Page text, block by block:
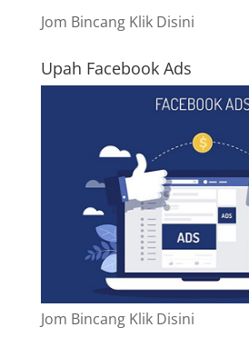
Jom Bincang Klik Disini
Upah Facebook Ads
Jom Bincang Klik Disini